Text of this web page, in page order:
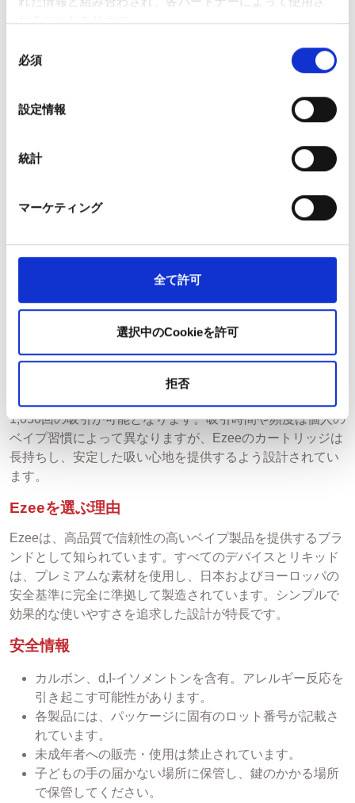
れることがあります。
必須
設定情報
統計
マーケティング
全て許可
選択中のCookieを許可
拒否
吸引時に電子タバコの先端が赤く点灯
は使用状況により変動する場合があります。
ニコチンの強さを選ぶ
に最適。
に。
カートリッジの持ちはどれくらい？
各カートリッジは、平均的な使用テストに基づき、約350
1,050回の吸引が可能となります。吸引時間や頻度は個人の
ベイプ習慣によって異なりますが、Ezeeのカートリッジは
長持ちし、安定した吸い心地を提供するよう設計されてい
ます。
Ezeeを選ぶ理由
Ezeeは、高品質で信頼性の高いベイプ製品を提供するブラ
ンドとして知られています。すべてのデバイスとリキッド
は、プレミアムな素材を使用し、日本およびヨーロッパの
安全基準に完全に準拠して製造されています。シンプルで
効果的な使いやすさを追求した設計が特長です。
安全情報
カルボン、d,I-イソメントンを含有。アレルギー反応を
引き起こす可能性があります。
各製品には、パッケージに固有のロット番号が記載さ
れています。
未成年者への販売・使用は禁止されています。
子どもの手の届かない場所に保管し、鍵のかかる場所
で保管してください。